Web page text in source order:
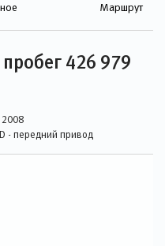
Маршрут
426 979
2008
- передний привод